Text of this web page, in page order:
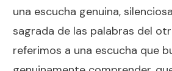
una escucha genuina,
sagrada de las palabras del
referimos a una escucha que